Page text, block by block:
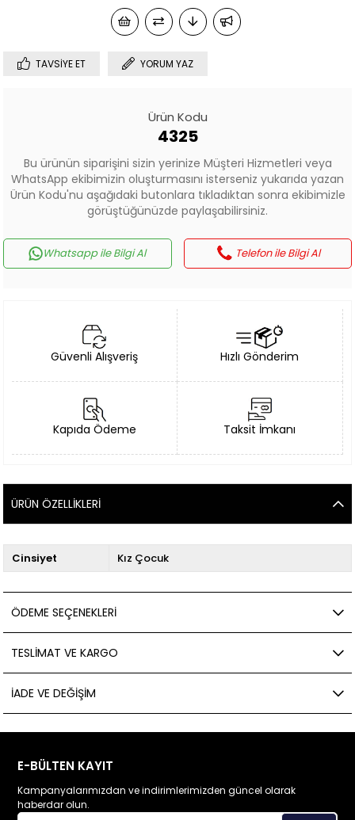
TAVSIYE ET YORUM YAZ
Ürün Kodu
4325
Bu ürünün siparişini sizin yerinize Müşteri Hizmetleri veya
WhatsApp ekibimizin oluşturmasını isterseniz yukarıda yazan
Ürün Kodu'nu aşağıdaki butonlara tıkladıktan sonra ekibimizle
görüştüğünüzde paylaşabilirsiniz.
Whatsapp ile Bilgi Al Telefon ile Bilgi Al
Güvenli Alışveriş Hızlı Gönderim
Kapıda Ödeme Taksit İmkanı
ÜRÜN ÖZELLIKLERI
Cinsiyet Kız Çocuk
ÖDEME SEÇENEKLERI
TESLIMAT VE KARGO
İADE VE DEĞIŞIM
E-BÜLTEN KAYIT
Kampanyalarımızdan ve indirimlerimizden güncel olarak
haberdar olun.